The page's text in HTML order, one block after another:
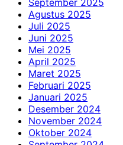
September 2025
Agustus 2025
Juli 2025
Juni 2025
Mei 2025
April 2025
Maret 2025
Februari 2025
Januari 2025
Desember 2024
November 2024
Oktober 2024